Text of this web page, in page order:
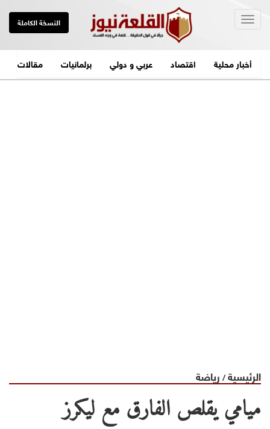
النسخة الكاملة
أخبار محلية اقتصاد عربي و دولي برلمانيات مقالات
الرئيسية/ رياضة
ميامي يقلص الفارق مع ليكرز